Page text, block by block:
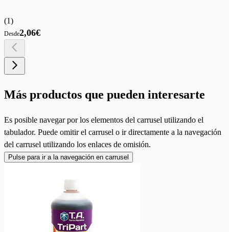
(1)
Desde2,06€
Más productos que pueden interesarte
Es posible navegar por los elementos del carrusel utilizando el
tabulador. Puede omitir el carrusel o ir directamente a la navegación
del carrusel utilizando los enlaces de omisión.
Pulse para ir a la navegación en carrusel